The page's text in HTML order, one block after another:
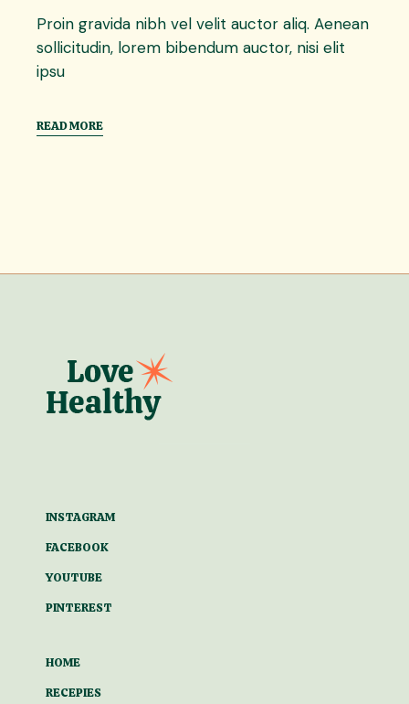
Proin gravida nibh vel velit auctor aliq. Aenean
sollicitudin, lorem bibendum auctor, nisi elit
ipsu
READ MORE
INSTAGRAM
FACEBOOK
YOUTUBE
PINTEREST
HOME
RECEPIES